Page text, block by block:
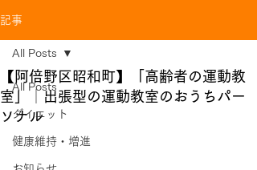
記事
All Posts
ダイエット
健康維持・増進
All Posts
【阿倍野区昭和町】「高齢者の運動教
室」│出張型の運動教室のおうちパー
ソナル